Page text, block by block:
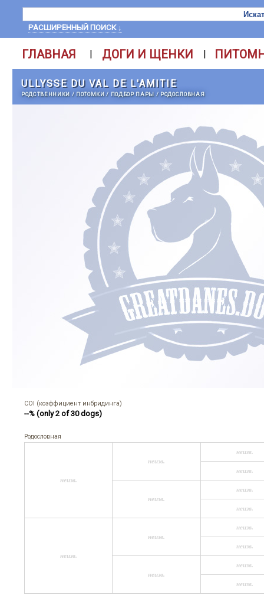
РАСШИРЕННЫЙ ПОИСК ↓
ГЛАВНАЯ | ДОГИ И ЩЕНКИ |
ULLYSSE DU VAL DE L'AMITIE
РОДСТВЕННИКИ / ПОТОМКИ/ ПОДБОР ПАРЫ / РОДОСЛОВНАЯ
COI (коэффициент инбридинга)
--% (only 2 of 30 dogs)
Родословная
неизв.
неизв.
неизв.
неизв.
неизв.
неизв.
неизв.
неизв.
неизв.
неизв.
неизв.
неизв.
неизв.
неизв.